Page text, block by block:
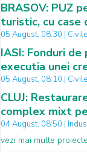
BRASOV: PUZ
turistic, cu case
05 August, 08:30 |
IASI: Fonduri
executia unei
05 August, 08:10 |
CLUJ:
complex mixt
04 August, 08:50 |
vezi mai multe proiecte